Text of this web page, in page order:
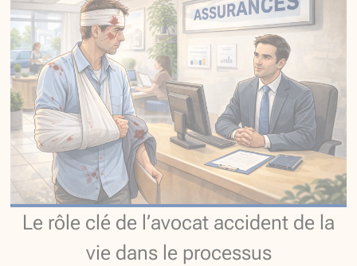
Le rôle clé de l’avocat accident de la
vie dans le processus